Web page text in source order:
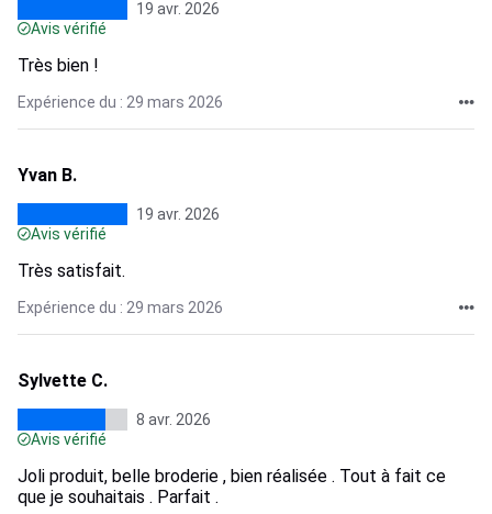
19 avr. 2026
Avis vérifié
Très bien !
Expérience du : 29 mars 2026
Yvan B.
19 avr. 2026
Avis vérifié
Très satisfait.
Expérience du : 29 mars 2026
Sylvette C.
8 avr. 2026
Avis vérifié
Joli produit, belle broderie , bien réalisée . Tout à fait ce
que je souhaitais . Parfait .